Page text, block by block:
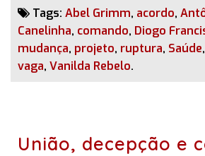
Tags: Abel Grimm, acordo,
Canelinha, comando, Diogo
mudança, projeto, ruptura, Saúde,
vaga, Vanilda Rebelo.
União, decepção e